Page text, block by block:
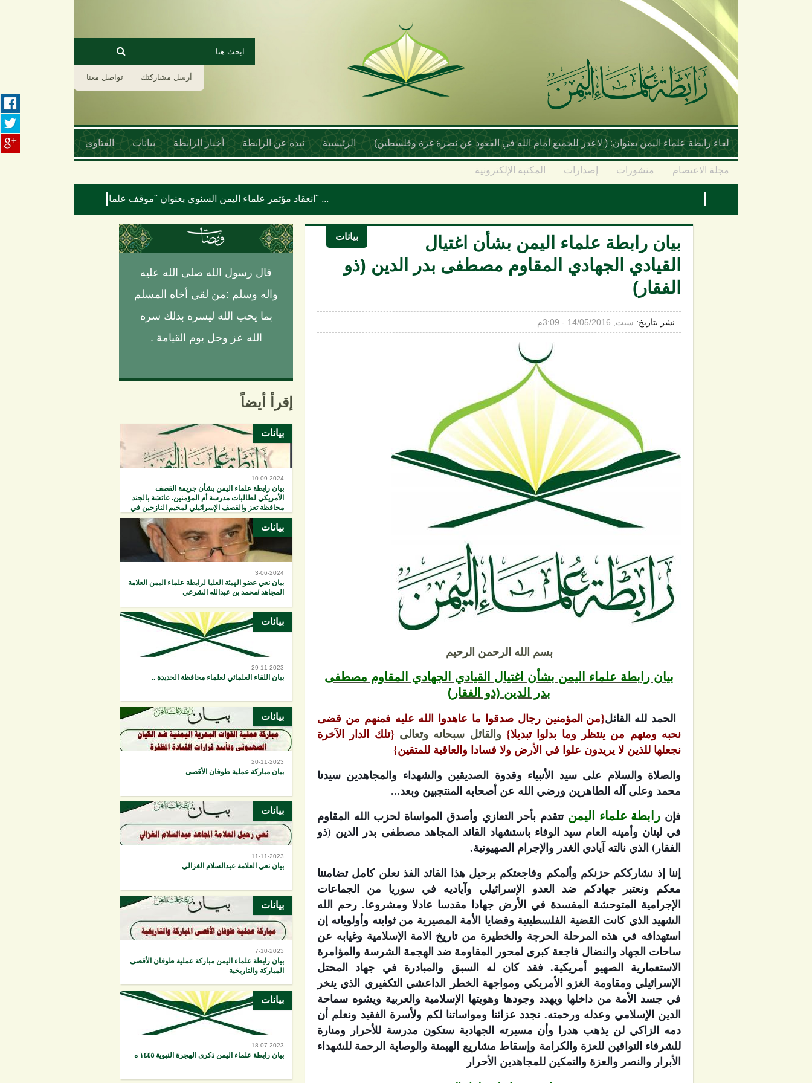
تجاوز إلى المحتوى الرئيسي
استمارة البحث
‏بحث ‏
تواصل معنا أرسل مشاركتك
لقاء رابطة علماء اليمن بعنوان: ( لاعذر للجميع أمام الله في القعود عن نصرة غزة وفلسطين) الرئيسية نبذة عن الرابطة أخبار الرابطة بيانات الفتاوى
مجلة الاعتصام منشورات إصدارات المكتبة الإلكترونية
قال رسول الله صلى الله عليه
واله وسلم :من لقي أخاه المسلم
بما يحب الله ليسره بذلك سره
الله عز وجل يوم القيامة .
إقرأ أيضاً
بيانات
10-09-2024
بيان رابطة علماء اليمن بشأن جريمة القصف
الأمريكي لطالبات مدرسة أم المؤمنين. عائشة بالجند
محافظة تعز والقصف الإسرائيلي لمخيم النازحين في
خان يونس
بيانات
3-06-2024
بيان نعي عضو الهيئة العليا لرابطة علماء اليمن العلامة
المجاهد /محمد بن عبدالله الشرعي
بيانات
29-11-2023
بيان اللقاء العلمائي لعلماء محافظة الحديدة ..
بيانات
20-11-2023
بيان مباركة عملية طوفان الأقصى
بيانات
11-11-2023
بيان نعي العلامة عبدالسلام الغزالي
بيانات
7-10-2023
بيان رابطة علماء اليمن مباركة عملية طوفان الأقصى
المباركة والتاريخية
بيانات
18-07-2023
بيان رابطة علماء اليمن ذكرى الهجرة النبوية ١٤٤٥ ه
بيانات
بيان رابطة علماء اليمن بشأن اغتيال
القيادي الجهادي المقاوم مصطفى بدر الدين (ذو
الفقار)
نشر بتاريخ: سبت, 14/05/2016 - 3:09م
بسم الله الرحمن الرحيم
بيان رابطة علماء اليمن بشأن اغتيال القيادي الجهادي المقاوم مصطفى
بدر الدين (ذو الفقار)
الحمد لله القائل{من المؤمنين رجال صدقوا ما عاهدوا الله عليه فمنهم من قضى
نحبه ومنهم من ينتظر وما بدلوا تبديلا} والقائل سبحانه وتعالى {تلك الدار الآخرة
نجعلها للذين لا يريدون علوا في الأرض ولا فسادا والعاقبة للمتقين}
والصلاة والسلام على سيد الأنبياء وقدوة الصديقين والشهداء والمجاهدين سيدنا
محمد وعلى آله الطاهرين ورضي الله عن أصحابه المنتجبين وبعد...
فإن رابطة علماء اليمن تتقدم بأحر التعازي وأصدق المواساة لحزب الله المقاوم
في لبنان وأمينه العام سيد الوفاء باستشهاد القائد المجاهد مصطفى بدر الدين (ذو
الفقار) الذي نالته آيادي الغدر والإجرام الصهيونية.
إننا إذ نشارككم حزنكم وألمكم وفاجعتكم برحيل هذا القائد الفذ نعلن كامل تضامننا
معكم ونعتبر جهادكم ضد العدو الإسرائيلي وآياديه في سوريا من الجماعات
الإجرامية المتوحشة المفسدة في الأرض جهادا مقدسا عادلا ومشروعا. رحم الله
الشهيد الذي كانت القضية الفلسطينية وقضايا الأمة المصيرية من ثوابته وأولوياته إن
استهدافه في هذه المرحلة الحرجة والخطيرة من تاريخ الامة الإسلامية وغيابه عن
ساحات الجهاد والنضال فاجعة كبرى لمحور المقاومة ضد الهجمة الشرسة والمؤامرة
الاستعمارية الصهيو أمريكية. فقد كان له السبق والمبادرة في جهاد المحتل
الإسرائيلي ومقاومة الغزو الأمريكي ومواجهة الخطر الداعشي التكفيري الذي ينخر
في جسد الأمة من داخلها ويهدد وجودها وهويتها الإسلامية والعربية ويشوه سماحة
الدين الإسلامي وعدله ورحمته. نجدد عزائنا ومواساتنا لكم ولأسرة الفقيد ونعلم أن
دمه الزاكي لن يذهب هدرا وأن مسيرته الجهادية ستكون مدرسة للأحرار ومنارة
للشرفاء التواقين للعزة والكرامة وإسقاط مشاريع الهيمنة والوصاية الرحمة للشهداء
الأبرار والنصر والعزة والتمكين للمجاهدين الأحرار